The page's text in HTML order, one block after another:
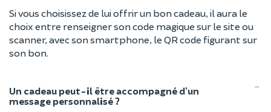
Si vous choisissez de lui offrir un bon cadeau, il aura le
choix entre renseigner son code magique sur le site ou
scanner, avec son smartphone, le QR code figurant sur
son bon.
Un cadeau peut-il être accompagné d’un
message personnalisé ?